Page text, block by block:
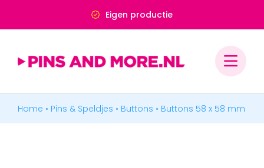
Deskundig advies
Home • Pins & Speldjes • Buttons • Buttons 58 x 58 mm
PINS & SPELDJES